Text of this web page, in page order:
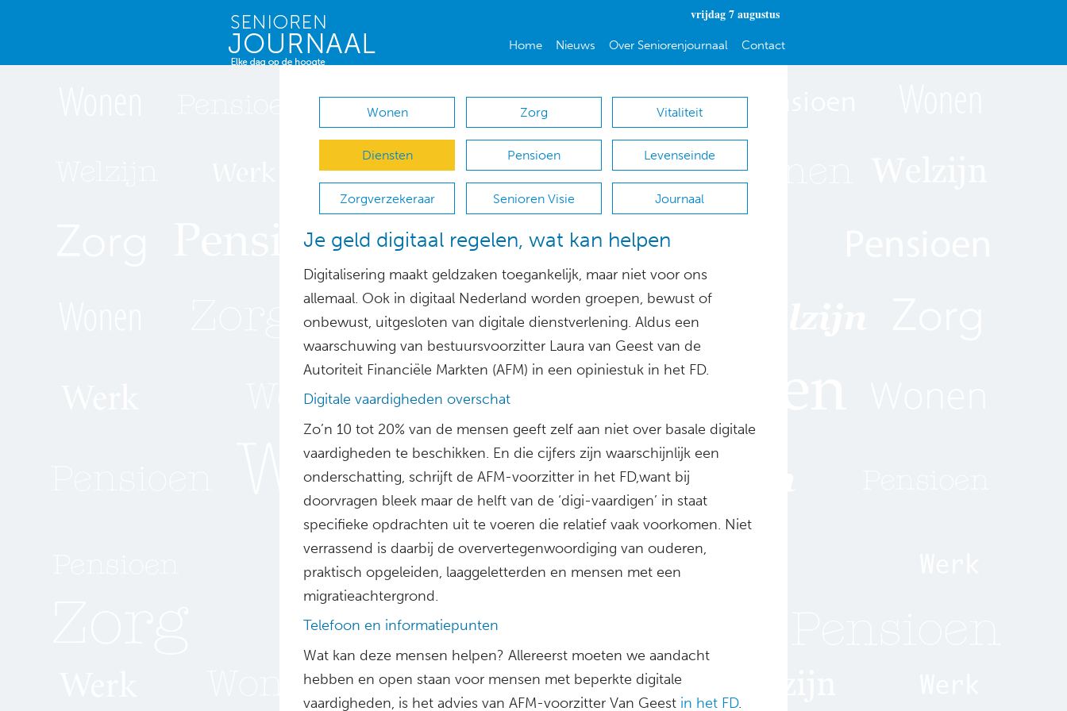
vrijdag 7 augustus
Home Nieuws Over Seniorenjournaal Contact
Wonen Zorg Vitaliteit
Diensten Pensioen Levenseinde
Zorgverzekeraar Senioren Visie Journaal
Je geld digitaal regelen, wat kan helpen
Digitalisering maakt geldzaken toegankelijk, maar niet voor ons
allemaal. Ook in digitaal Nederland worden groepen, bewust of
onbewust, uitgesloten van digitale dienstverlening. Aldus een
waarschuwing van bestuursvoorzitter Laura van Geest van de
Autoriteit Financiële Markten (AFM) in een opiniestuk in het FD.
Digitale vaardigheden overschat
Zo’n 10 tot 20% van de mensen geeft zelf aan niet over basale digitale
vaardigheden te beschikken. En die cijfers zijn waarschijnlijk een
onderschatting, schrijft de AFM-voorzitter in het FD,want bij
doorvragen bleek maar de helft van de ‘digi-vaardigen’ in staat
specifieke opdrachten uit te voeren die relatief vaak voorkomen. Niet
verrassend is daarbij de oververtegenwoordiging van ouderen,
praktisch opgeleiden, laaggeletterden en mensen met een
migratieachtergrond.
Telefoon en informatiepunten
Wat kan deze mensen helpen? Allereerst moeten we aandacht
hebben en open staan voor mensen met beperkte digitale
vaardigheden, is het advies van AFM-voorzitter Van Geest in het FD.